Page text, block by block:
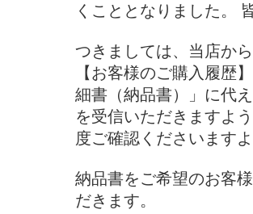
くこととなりました。
つきましては、当店か
【お客様のご購入履歴
細書（納品書）」に代
を受信いただきますよ
度ご確認くださいます
納品書をご希望のお客
だきます。